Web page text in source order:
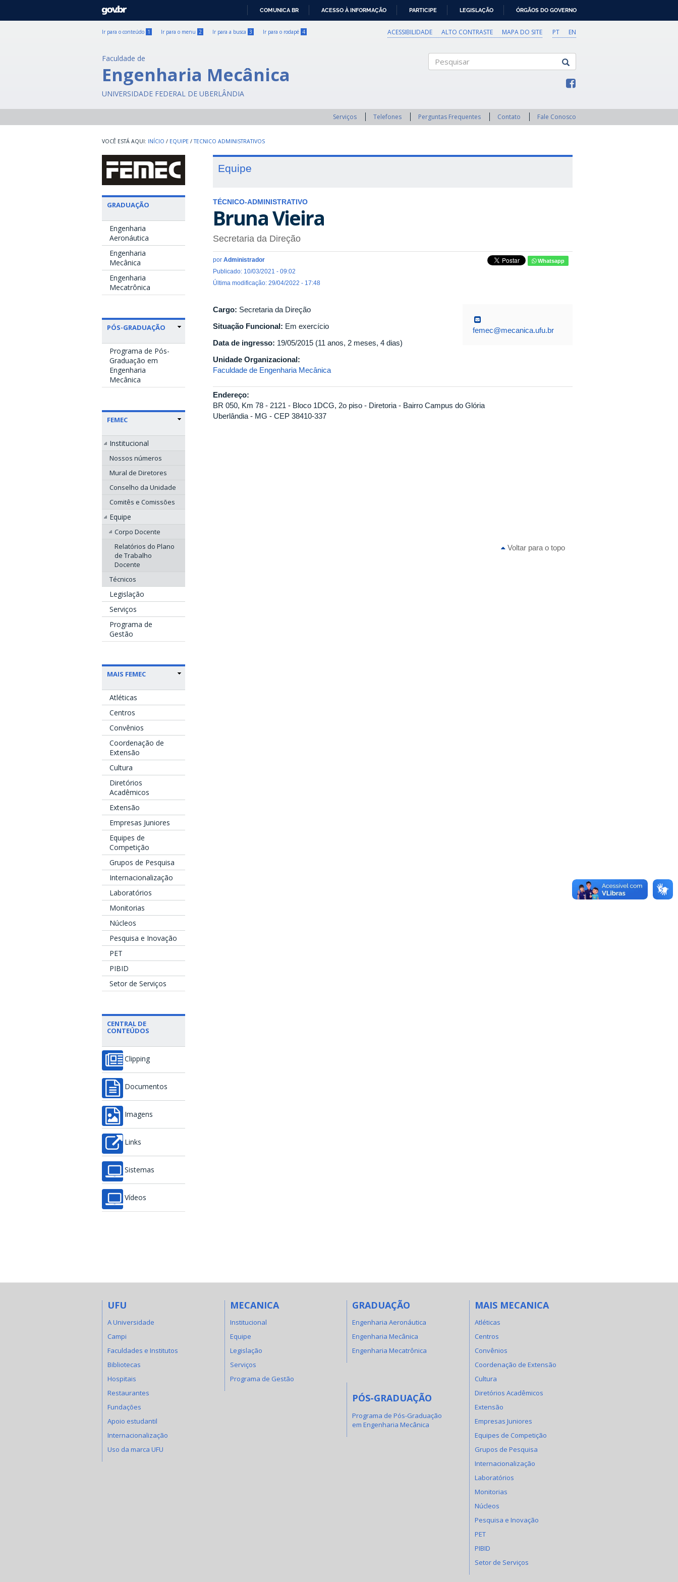
GOVBR
COMUNICA BR ACESSO À INFORMAÇÃO PARTICIPE LEGISLAÇÃO ÓRGÃOS DO GOVERNO
Ir para o conteúdo 1 Ir para o menu 2 Ir para a busca 3 Ir para o rodapé 4 PT EN
ACESSIBILIDADE ALTO CONTRASTE MAPA DO SITE
Faculdade de
Engenharia Mecânica
UNIVERSIDADE FEDERAL DE UBERLÂNDIA
Serviços Telefones Perguntas Frequentes Contato Fale Conosco
INÍCIO / EQUIPE / TECNICO ADMINISTRATIVOS
GRADUAÇÃO
Engenharia
Aeronáutica
Engenharia
Mecânica
Engenharia
Mecatrônica
PÓS-GRADUAÇÃO
Programa de Pós-
Graduação em
Engenharia
Mecânica
FEMEC
Institucional
Nossos números
Mural de Diretores
Conselho da Unidade
Comitês e Comissões
Equipe
Corpo Docente
Relatórios do Plano
de Trabalho
Docente
Técnicos
Legislação
Serviços
Programa de
Gestão
MAIS FEMEC
Atléticas
Centros
Convênios
Coordenação de
Extensão
Cultura
Diretórios
Acadêmicos
Extensão
Empresas Juniores
Equipes de
Competição
Grupos de Pesquisa
Internacionalização
Laboratórios
Monitorias
Núcleos
Pesquisa e Inovação
PET
PIBID
Setor de Serviços
CENTRAL DE
CONTEÚDOS
Clipping
Documentos
Imagens
Links
Sistemas
Vídeos
Equipe
TÉCNICO-ADMINISTRATIVO
Bruna Vieira
Secretaria da Direção
por Administrador
Publicado: 10/03/2021 - 09:02
Última modificação: 29/04/2022 - 17:48
Whatsapp
Cargo: Secretaria da Direção
Situação Funcional: Em exercício
Data de ingresso: 19/05/2015 (11 anos, 2 meses, 4 dias)
Unidade Organizacional:
Faculdade de Engenharia Mecânica
femec@mecanica.ufu.br
Endereço:
BR 050, Km 78 - 2121 - Bloco 1DCG, 2o piso - Diretoria - Bairro Campus do Glória
Uberlândia - MG - CEP 38410-337
Voltar para o topo
UFU
A Universidade
Campi
Faculdades e Institutos
Bibliotecas
Hospitais
Restaurantes
Fundações
Apoio estudantil
Internacionalização
Uso da marca UFU
MECANICA
Institucional
Equipe
Legislação
Serviços
Programa de Gestão
GRADUAÇÃO
Engenharia Aeronáutica
Engenharia Mecânica
Engenharia Mecatrônica
PÓS-GRADUAÇÃO
Programa de Pós-Graduação
em Engenharia Mecânica
MAIS MECANICA
Atléticas
Centros
Convênios
Coordenação de Extensão
Cultura
Diretórios Acadêmicos
Extensão
Empresas Juniores
Equipes de Competição
Grupos de Pesquisa
Internacionalização
Laboratórios
Monitorias
Núcleos
Pesquisa e Inovação
PET
PIBID
Setor de Serviços